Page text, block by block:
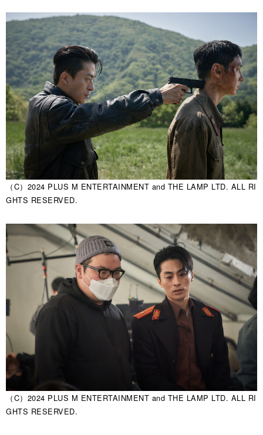
（C）2024 PLUS M ENTERTAINMENT and THE LAMP LTD. ALL RI
GHTS RESERVED.
（C）2024 PLUS M ENTERTAINMENT and THE LAMP LTD. ALL RI
GHTS RESERVED.